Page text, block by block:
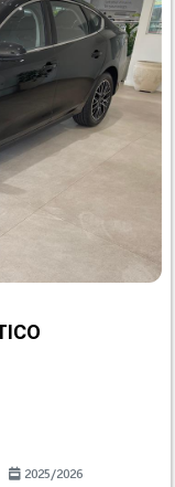
2025/2026